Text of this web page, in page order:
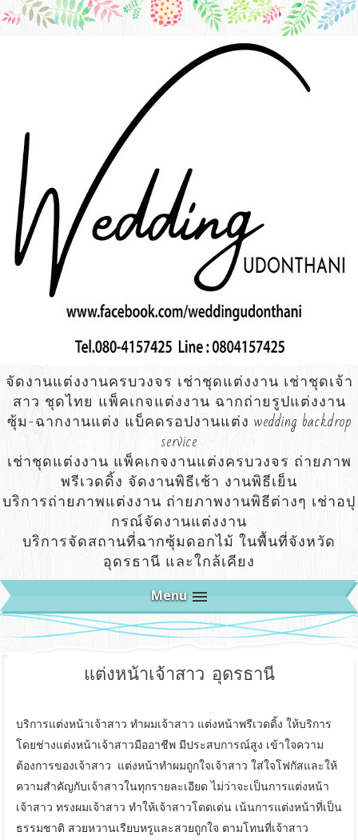
จัดงานแต่งงานครบวงจร เช่าชุดแต่งงาน เช่าชุดเจ้า
สาว ชุดไทย แพ็คเกจแต่งงาน ฉากถ่ายรูปแต่งงาน
ซุ้ม-ฉากงานแต่ง แบ็คดรอปงานแต่ง wedding backdrop
service
เช่าชุดแต่งงาน แพ็คเกจงานแต่งครบวงจร ถ่ายภาพ
พรีเวดดิ้ง จัดงานพิธีเช้า งานพิธีเย็น
บริการถ่ายภาพแต่งงาน ถ่ายภาพงานพิธีต่างๆ เช่าอปุ
กรณ์จัดงานแต่งงาน
บริการจัดสถานที่ฉากซุ้มดอกไม้ ในพื้นที่จังหวัด
อุดรธานี และใกล้เคียง
Menu
แต่งหน้าเจ้าสาว อุดรธานี
บริการแต่งหน้าเจ้าสาว ทำผมเจ้าสาว แต่งหน้าพรีเวดดิ้ง ให้บริการ
โดยช่างแต่งหน้าเจ้าสาวมืออาชีพ มีประสบการณ์สูง เข้าใจความ
ต้องการของเจ้าสาว แต่งหน้าทำผมถูกใจเจ้าสาว ใส่ใจโฟกัสและให้
ความสำคัญกับเจ้าสาวในทุกรายละเอียด ไม่ว่าจะเป็นการแต่งหน้า
เจ้าสาว ทรงผมเจ้าสาว ทำให้เจ้าสาวโดดเด่น เน้นการแต่งหน้าที่เป็น
ธรรมชาติ สวยหวานเรียบหรูและสวยถูกใจ ตามโทนที่เจ้าสาว